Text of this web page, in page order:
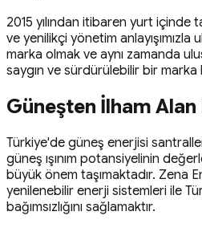
2015 yılından itibaren yurt içinde
ve yenilikçi yönetim
marka olmak ve aynı zamanda
saygın ve sürdürülebilir bir marka
Güneşten İlham
Türkiye'de güneş enerjisi
güneş ışınım potansiyelinin
büyük önem taşımaktadır. Zena
yenilenebilir enerji sistemleri ile
bağımsızlığını sağlamaktır.